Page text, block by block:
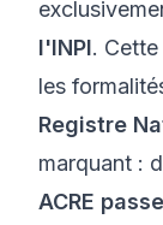
l'INPI.
les
Registre
marquant :
ACRE